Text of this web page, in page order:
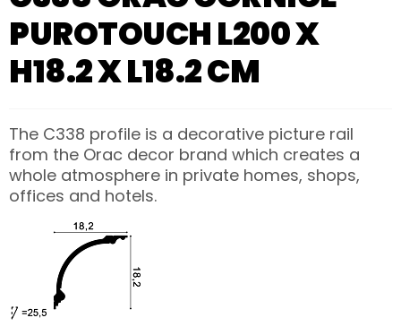
PUROTOUCH L200 X
H18.2 X L18.2 CM
The C338 profile is a decorative picture rail
from the Orac decor brand which creates a
whole atmosphere in private homes, shops,
offices and hotels.